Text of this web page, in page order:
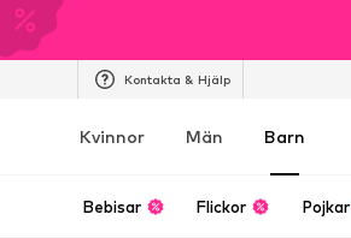
Kontakta & Hjälp
Kvinnor Män Barn
Bebisar Flickor Pojkar